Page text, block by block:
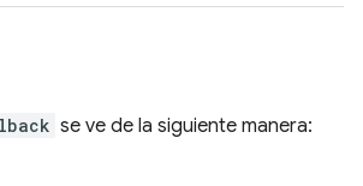
se ve de la siguiente manera: